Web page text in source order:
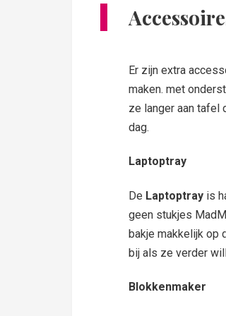
Er zijn extra
maken. met
ze langer aan tafel
dag.
Laptoptray
De Laptoptray is
geen stukjes
bakje makkelijk op
bij als ze verder
Blokkenmaker